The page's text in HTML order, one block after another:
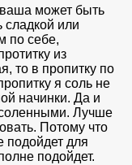
может быть
или
по себе,
из
то в пропитку по
я соль не
начинки. Да и
Лучше
Потому что
подойдет для
подойдет.